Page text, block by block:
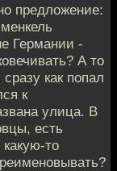
предложение:
Германии -
А то
как попал
к
улица. В
есть
то